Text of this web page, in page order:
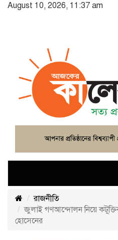
August 10, 2026, 11:37 am
রাজনীতি
জুলাই গণআন্দোলন নিয়ে
হোসেনের